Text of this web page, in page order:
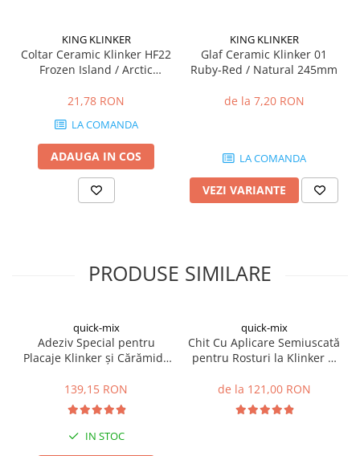
Benzi de Etanșare
Impermeabilizări Suprafețe
Hidroizolații Flexibile
Hidrofobizare și Tratamente
Tencuieli și Betoane
Amorse Tencuieli
Nivelare în Strat Subțire
Amorse și Promotori de Aderență
Stabilizare Suport
Profile Tencuieli și Glet
Profile Tencuieli
KING KLINKER
Coltar Ceramic Klinker HF22
Frozen Island / Arctic
21,78 RON
LA COMANDA
ADAUGA IN COS
KING KLINKER
Glaf Ceramic Klinker 01
Ruby-Red / Natural 245mm
de la 7,20 RON
LA COMANDA
VEZI VARIANTE
PRODUSE SIMILARE
quick-mix
Adeziv Special pentru
Placaje Klinker și Cărămidă
139,15 RON
IN STOC
quick-mix
Chit Cu Aplicare Semiuscată
pentru Rosturi la Klinker și
30kg
de la 121,00 RON